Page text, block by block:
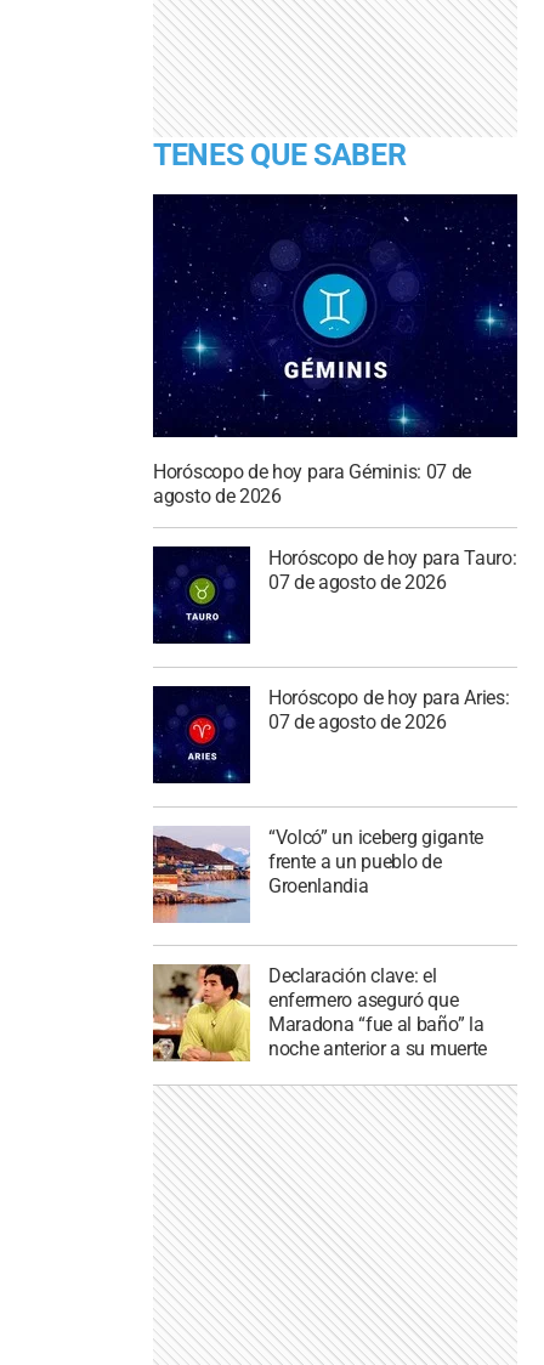
TENES QUE SABER
Horóscopo de hoy para Géminis: 07 de
agosto de 2026
Horóscopo de hoy para Tauro:
07 de agosto de 2026
Horóscopo de hoy para Aries:
07 de agosto de 2026
“Volcó” un iceberg gigante
frente a un pueblo de
Groenlandia
Declaración clave: el
enfermero aseguró que
Maradona “fue al baño” la
noche anterior a su muerte